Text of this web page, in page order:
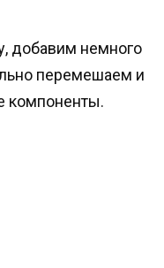
добавим немного
перемешаем и
компоненты.